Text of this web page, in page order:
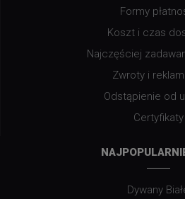
Formy
Koszt i czas
Najczęściej
Zwroty i
Odstąpienie od
Certyfikaty
Dywany